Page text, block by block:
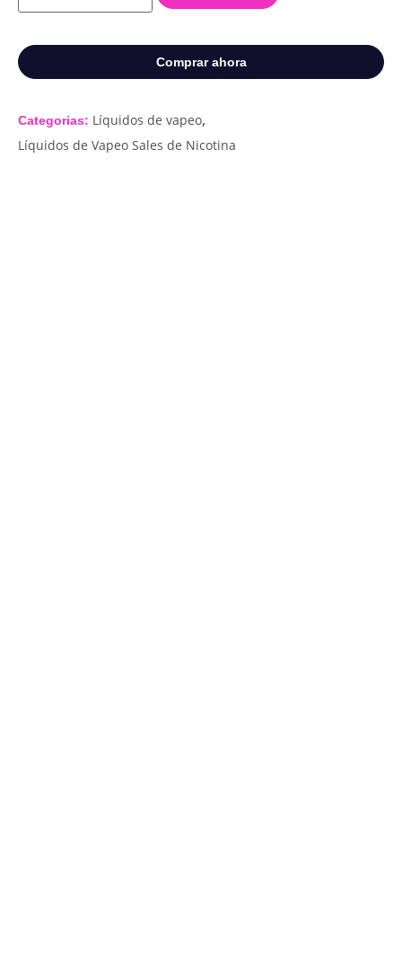
Comprar ahora
Categorias: Líquidos de vapeo,
Líquidos de Vapeo Sales de Nicotina